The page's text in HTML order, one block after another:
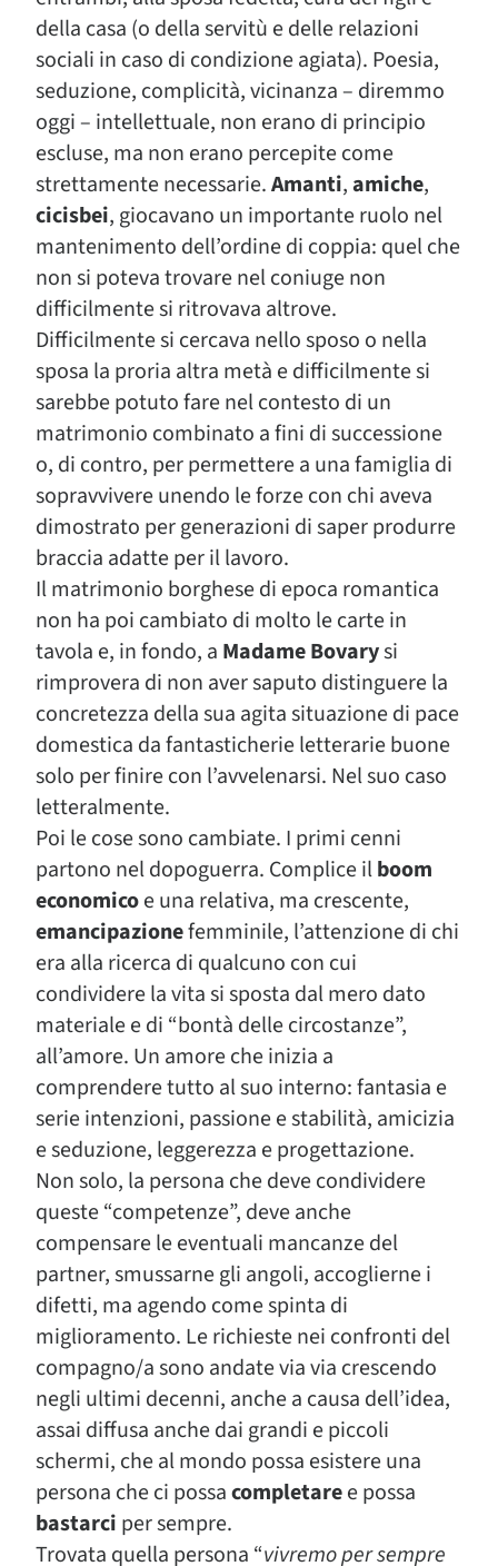
della casa (o della servitù e delle relazioni
sociali in caso di condizione agiata). Poesia,
seduzione, complicità, vicinanza – diremmo
oggi – intellettuale, non erano di principio
escluse, ma non erano percepite come
strettamente necessarie.Amanti,amiche,
cicisbei, giocavano un importante ruolo nel
mantenimento dell’ordine di coppia: quel che
non si poteva trovare nel coniuge non
difficilmente si ritrovava altrove.
Difficilmente si cercava nello sposo o nella
sposa la proria altra metà e difficilmente si
sarebbe potuto fare nel contesto di un
matrimonio combinato a fini di successione
o, di contro, per permettere a una famiglia di
sopravvivere unendo le forze con chi aveva
dimostrato per generazioni di saper produrre
braccia adatte per il lavoro.
Il matrimonio borghese di epoca romantica
non ha poi cambiato di molto le carte in
tavola e, in fondo, a Madame Bovarysi
rimprovera di non aver saputo distinguere la
concretezza della sua agita situazione di pace
domestica da fantasticherie letterarie buone
solo per finire con l’avvelenarsi. Nel suo caso
letteralmente.
Poi le cose sono cambiate. I primi cenni
partono nel dopoguerra. Complice ilboom
economicoe una relativa, ma crescente,
emancipazionefemminile, l’attenzione di chi
era alla ricerca di qualcuno con cui
condividere la vita si sposta dal mero dato
materiale e di “bontà delle circostanze”,
all’amore. Un amore che inizia a
comprendere tutto al suo interno: fantasia e
serie intenzioni, passione e stabilità, amicizia
e seduzione, leggerezza e progettazione.
Non solo, la persona che deve condividere
queste “competenze”, deve anche
compensare le eventuali mancanze del
partner, smussarne gli angoli, accoglierne i
difetti, ma agendo come spinta di
miglioramento. Le richieste nei confronti del
compagno/a sono andate via via crescendo
negli ultimi decenni, anche a causa dell’idea,
assai diffusa anche dai grandi e piccoli
schermi, che al mondo possa esistere una
persona che ci possacompletaree possa
bastarci per sempre.
Trovata quella persona “vivremo per sempre